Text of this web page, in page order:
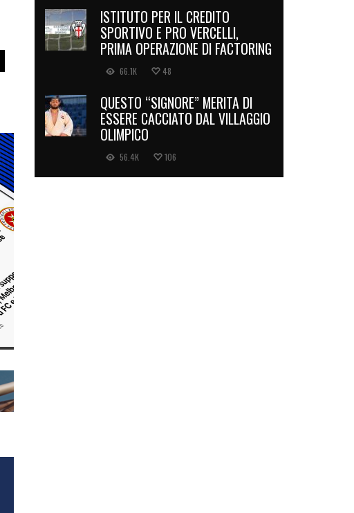
ISTITUTO PER IL CREDITO
SPORTIVO E PRO VERCELLI,
PRIMA OPERAZIONE DI FACTORING
66.1K 48
QUESTO “SIGNORE” MERITA DI
ESSERE CACCIATO DAL VILLAGGIO
OLIMPICO
56.4K 106